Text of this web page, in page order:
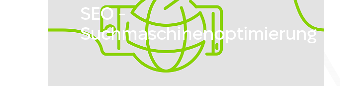
SEO -
Suchmaschinenoptimierung